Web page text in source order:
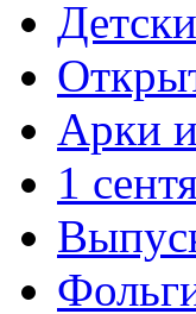
Арки
1